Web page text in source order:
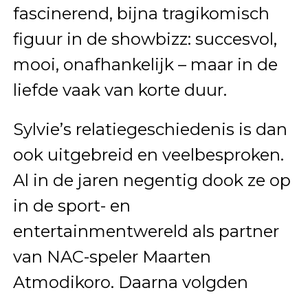
fascinerend, bijna tragikomisch
figuur in de showbizz: succesvol,
mooi, onafhankelijk – maar in de
liefde vaak van korte duur.
Sylvie’s relatiegeschiedenis is dan
ook uitgebreid en veelbesproken.
Al in de jaren negentig dook ze op
in de sport- en
entertainmentwereld als partner
van NAC-speler Maarten
Atmodikoro. Daarna volgden